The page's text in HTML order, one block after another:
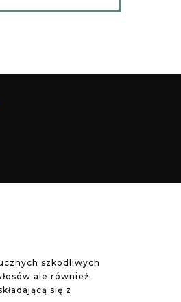
szkodliwych
ale również
się z